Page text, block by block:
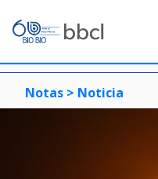
Notas > Noticia